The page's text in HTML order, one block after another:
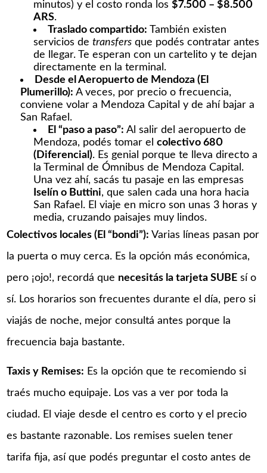
minutos) y el costo ronda los$7.500 – $8.500
ARS.
Traslado compartido: También existen
servicios detransfers que podés contratar antes
de llegar. Te esperan con un cartelito y te dejan
directamente en la terminal.
Desde el Aeropuerto de Mendoza (El
Plumerillo): A veces, por precio o frecuencia,
conviene volar a Mendoza Capital y de ahí bajar a
San Rafael.
El “paso a paso”: Al salir del aeropuerto de
Mendoza, podés tomar elcolectivo 680
(Diferencial). Es genial porque te lleva directo a
la Terminal de Ómnibus de Mendoza Capital.
Una vez ahí, sacás tu pasaje en las empresas
Iselín o Buttini, que salen cada una hora hacia
San Rafael. El viaje en micro son unas 3 horas y
media, cruzando paisajes muy lindos.
Colectivos locales (El “bondi”): Varias líneas pasan por
la puerta o muy cerca. Es la opción más económica,
pero ¡ojo!, recordá que necesitás la tarjeta SUBE sí o
sí. Los horarios son frecuentes durante el día, pero si
viajás de noche, mejor consultá antes porque la
frecuencia baja bastante.
Taxis y Remises: Es la opción que te recomiendo si
traés mucho equipaje. Los vas a ver por toda la
ciudad. El viaje desde el centro es corto y el precio
es bastante razonable. Los remises suelen tener
tarifa fija, así que podés preguntar el costo antes de